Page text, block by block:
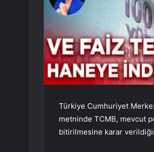
Türkiye Cumhuriyet
metninde TCMB, mevcut
bitirilmesine karar